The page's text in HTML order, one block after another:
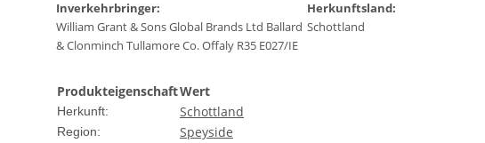
Inverkehrbringer:
William Grant & Sons Global Brands Ltd Ballard
& Clonminch Tullamore Co. Offaly R35 E027/IE
Herkunftsland:
Schottland
ProdukteigenschaftWert
Herkunft: Schottland
Region: Speyside